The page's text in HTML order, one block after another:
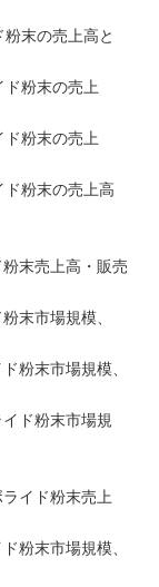
末の売上高と
粉末の売上
粉末の売上
粉末の売上高
末売上高・販売
末市場規模、
粉末市場規模、
ド粉末市場規
イド粉末売上
粉末市場規模、